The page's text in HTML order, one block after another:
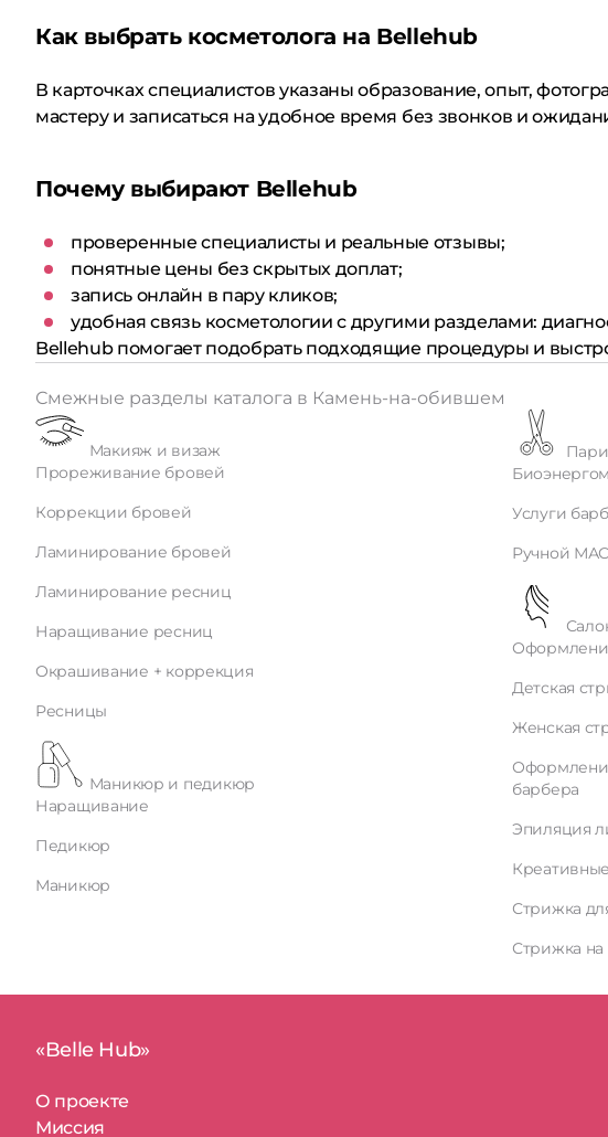
Как выбрать косметолога на Bellehub
В карточках специалистов указаны образование, опыт,
мастеру и записаться на удобное время без звонков и
Почему выбирают Bellehub
проверенные специалисты и реальные отзывы;
понятные цены без скрытых доплат;
запись онлайн в пару кликов;
удобная связь косметологии с другими разделами:
Bellehub помогает подобрать подходящие процедуры и
Смежные разделы каталога в Камень-на-обившем
Макияж и визаж
Прореживание бровей
Коррекции бровей
Ламинирование бровей
Ламинирование ресниц
Наращивание ресниц
Окрашивание + коррекция
Ресницы
Маникюр и педикюр
Наращивание
Педикюр
Маникюр
Услуги
Ручной
Детская
Женская
барбера
Эпиляция
Стрижка
Стрижка
«Belle Hub»
О проекте
Миссия